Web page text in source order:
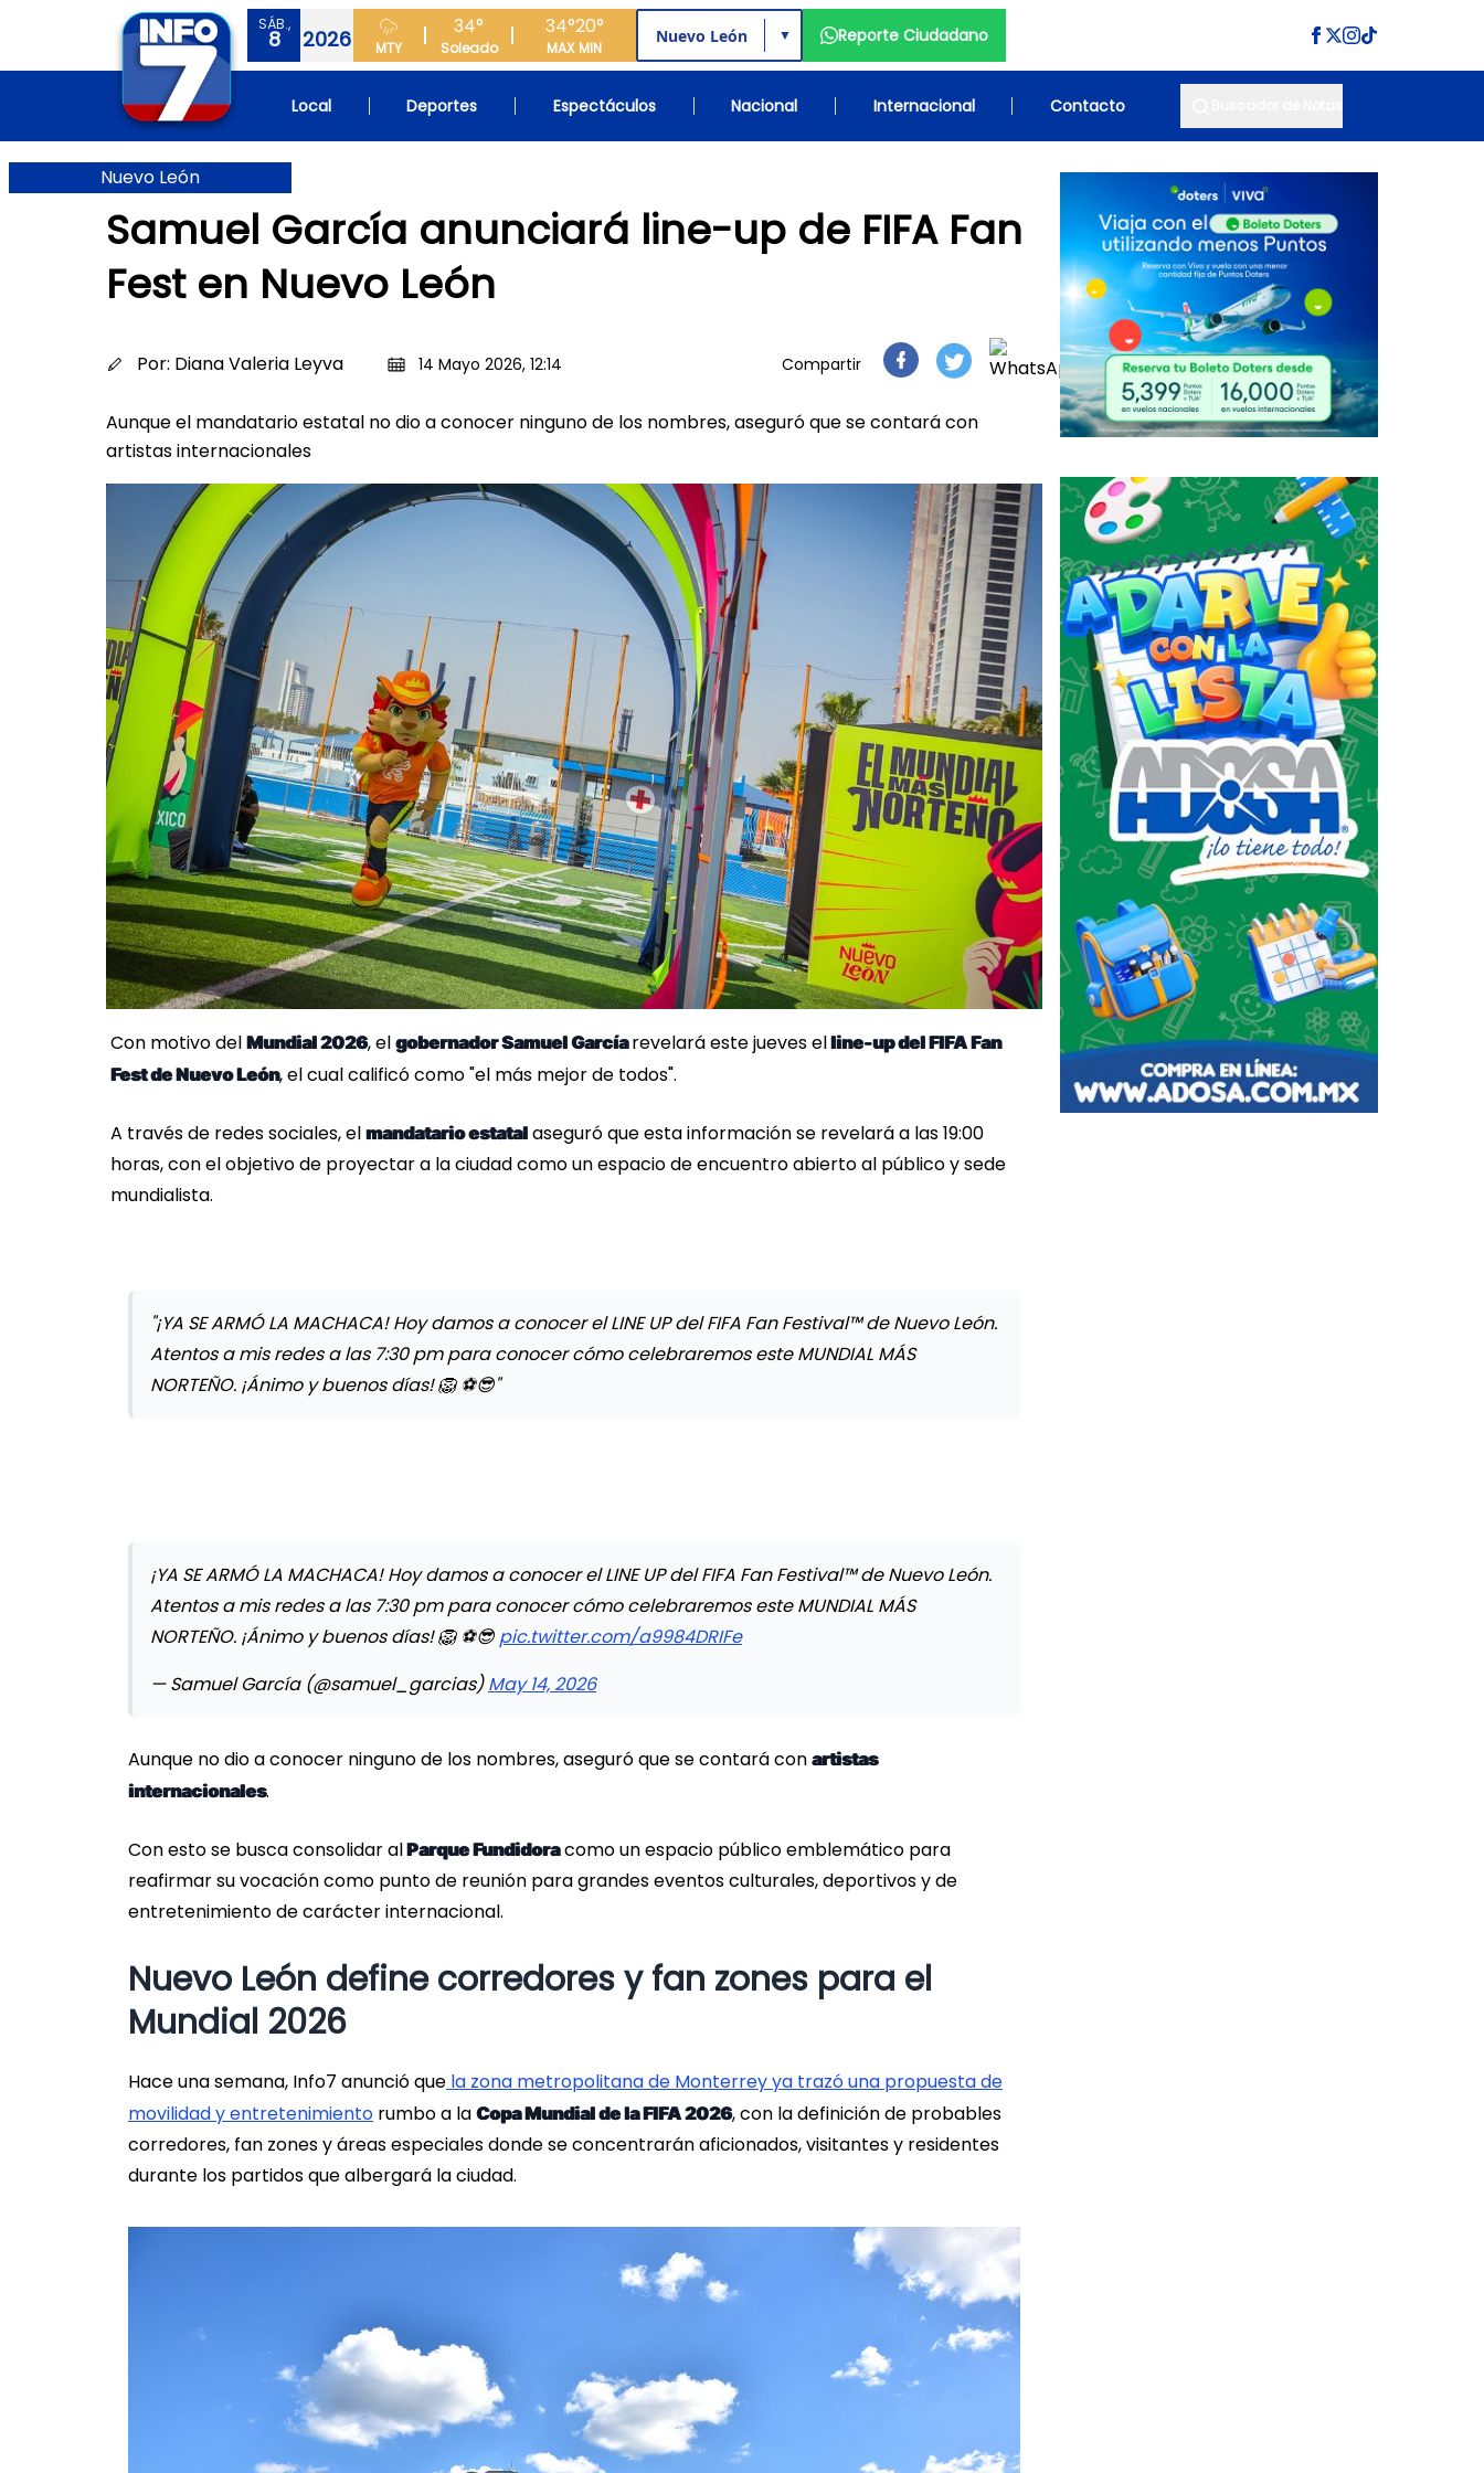
SÁB.,
8 2026 MTY
34°
Soleado
34°
MAX
20°
MIN
▼ Reporte Ciudadano
Local Deportes Espectáculos Nacional Internacional Contacto
Nuevo León
Samuel García anunciará line-up de FIFA Fan
Fest en Nuevo León
Por: Diana Valeria Leyva 14 Mayo 2026, 12:14 Compartir
Aunque el mandatario estatal no dio a conocer ninguno de los nombres, aseguró que se contará con
artistas internacionales
Con motivo del Mundial 2026, el gobernador Samuel Garcíarevelará este jueves elline-up del FIFA Fan
Fest de Nuevo León, el cual calificó como "el más mejor de todos".
A través de redes sociales, el mandatario estatal aseguró que esta información se revelará a las 19:00
horas, con el objetivo de proyectar a la ciudad como un espacio de encuentro abierto al público y sede
mundialista.
"¡YA SE ARMÓ LA MACHACA! Hoy damos a conocer el LINE UP del FIFA Fan Festival™ de Nuevo León.
Atentos a mis redes a las 7:30 pm para conocer cómo celebraremos este MUNDIAL MÁS
NORTEÑO. ¡Ánimo y buenos días! 🦁 ⚽️😎"
¡YA SE ARMÓ LA MACHACA! Hoy damos a conocer el LINE UP del FIFA Fan Festival™ de Nuevo León.
Atentos a mis redes a las 7:30 pm para conocer cómo celebraremos este MUNDIAL MÁS
NORTEÑO. ¡Ánimo y buenos días! 🦁 ⚽️😎 pic.twitter.com/a9984DRIFe
— Samuel García (@samuel_garcias)May 14, 2026
Aunque no dio a conocer ninguno de los nombres, aseguró que se contará con artistas
internacionales.
Con esto se busca consolidar alParque Fundidoracomo un espacio público emblemático para
reafirmar su vocación como punto de reunión para grandes eventos culturales, deportivos y de
entretenimiento de carácter internacional.
Nuevo León define corredores y fan zones para el
Mundial 2026
Hace una semana, Info7 anunció que la zona metropolitana de Monterrey ya trazó una propuesta de
movilidad y entretenimiento rumbo a la Copa Mundial de la FIFA 2026, con la definición de probables
corredores, fan zones y áreas especiales donde se concentrarán aficionados, visitantes y residentes
durante los partidos que albergará la ciudad.